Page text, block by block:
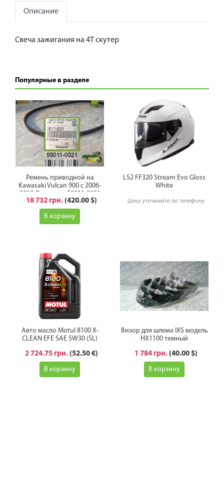
Описание
Свеча зажигания на 4Т скутер
Популярные в разделе
Ремень приводной на
Kawasaki Vulcan 900 с 2006-
2019 Оригинал 59011-0021
18 732 грн. (420.00 $)
В корзину
LS2 FF320 Stream Evo Gloss
White
Цену уточняйте по телефону
Авто масло Motul 8100 X-
CLEAN EFE SAE 5W30 (5L)
2 724.75 грн. (52.50 €)
В корзину
Визор для шлема IXS модель
HX1100 темный
1 784 грн. (40.00 $)
В корзину